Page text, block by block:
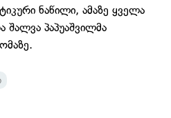
ნაწილი, ამაზე ყველა
შალვა პაპუაშვილმა